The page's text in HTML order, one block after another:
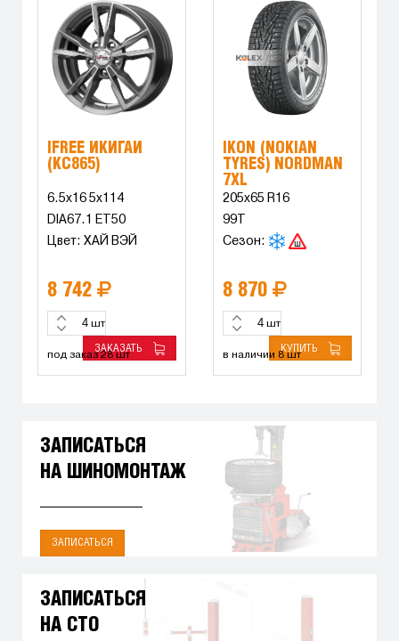
IFREE ИКИГАЙ
(КС865)
6.5x16 5x114
DIA67.1 ET50
Цвет: ХАЙ ВЭЙ
8 742
шт
ЗАКАЗАТЬ
под заказ 28 шт
IKON (NOKIAN
TYRES) NORDMAN
7XL
205x65 R16
99T
Сезон:
8 870
шт
КУПИТЬ
в наличии 8 шт
ЗАПИСАТЬСЯ
НА ШИНОМОНТАЖ
ЗАПИСАТЬСЯ
ЗАПИСАТЬСЯ
НА СТО